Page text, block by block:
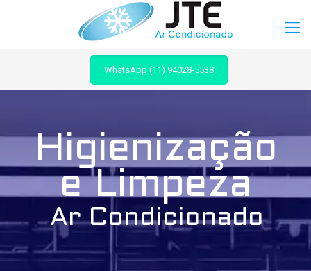
WhatsApp (11) 94028-5538
Higienização
Ar Condicionado
e Limpeza